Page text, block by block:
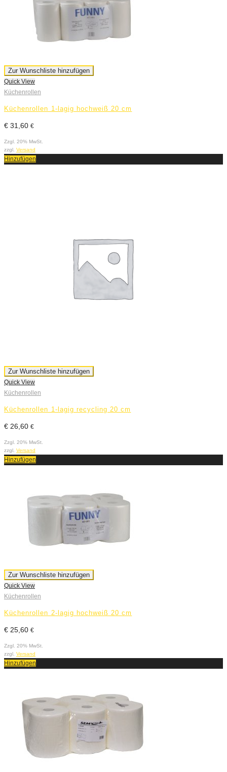
Zur Wunschliste hinzufügen
Quick View
Küchenrollen
Küchenrollen 1-lagig hochweiß 20 cm
€ 31,60 €
Zzgl. 20% MwSt.
zzgl. Versand
Hinzufügen
Zur Wunschliste hinzufügen
Quick View
Küchenrollen
Küchenrollen 1-lagig recycling 20 cm
€ 26,60 €
Zzgl. 20% MwSt.
zzgl. Versand
Hinzufügen
Zur Wunschliste hinzufügen
Quick View
Küchenrollen
Küchenrollen 2-lagig hochweiß 20 cm
€ 25,60 €
Zzgl. 20% MwSt.
zzgl. Versand
Hinzufügen